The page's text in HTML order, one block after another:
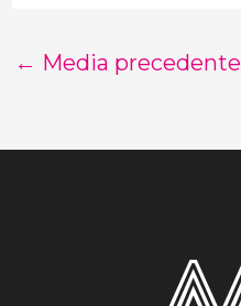
← Media precedente